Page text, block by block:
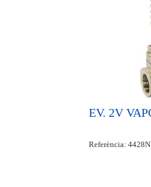
EV. 2V
Referència: 4428N